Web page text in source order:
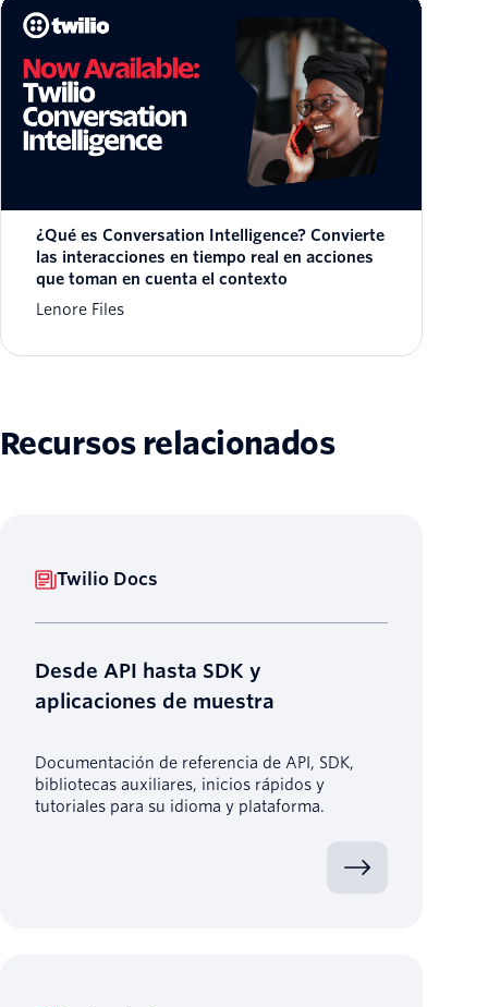
¿Qué es Conversation Intelligence? Convierte
las interacciones en tiempo real en acciones
que toman en cuenta el contexto
Lenore Files
Recursos relacionados
Twilio Docs
Desde API hasta SDK y
aplicaciones de muestra
Documentación de referencia de API, SDK,
bibliotecas auxiliares, inicios rápidos y
tutoriales para su idioma y plataforma.